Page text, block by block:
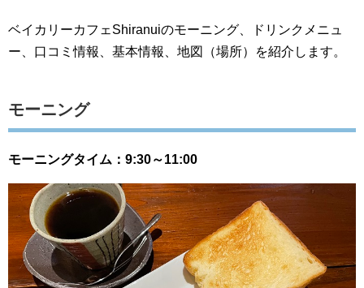
ベイカリーカフェShiranuiのモーニング、ドリンクメニュ
ー、口コミ情報、基本情報、地図（場所）を紹介します。
モーニング
モーニングタイム：9:30～11:00